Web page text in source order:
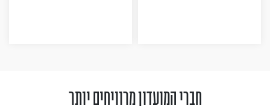
חברי המועדון מרוויחים יותר